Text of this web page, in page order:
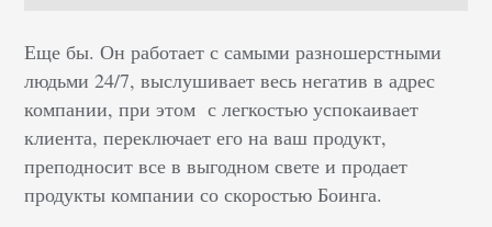
Еще бы. Он работает с самыми разношерстными
людьми 24/7, выслушивает весь негатив в адрес
компании, при этом с легкостью успокаивает
клиента, переключает его на ваш продукт,
преподносит все в выгодном свете и продает
продукты компании со скоростью Боинга.